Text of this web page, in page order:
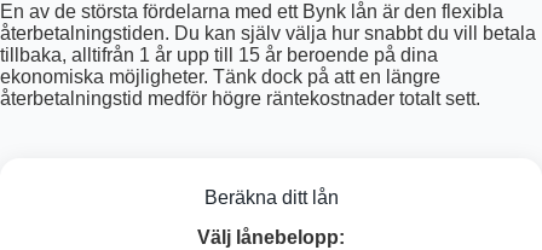
En av de största fördelarna med ett Bynk lån är den flexibla
återbetalningstiden. Du kan själv välja hur snabbt du vill betala
tillbaka, alltifrån 1 år upp till 15 år beroende på dina
ekonomiska möjligheter. Tänk dock på att en längre
återbetalningstid medför högre räntekostnader totalt sett.
Beräkna ditt lån
Välj lånebelopp: